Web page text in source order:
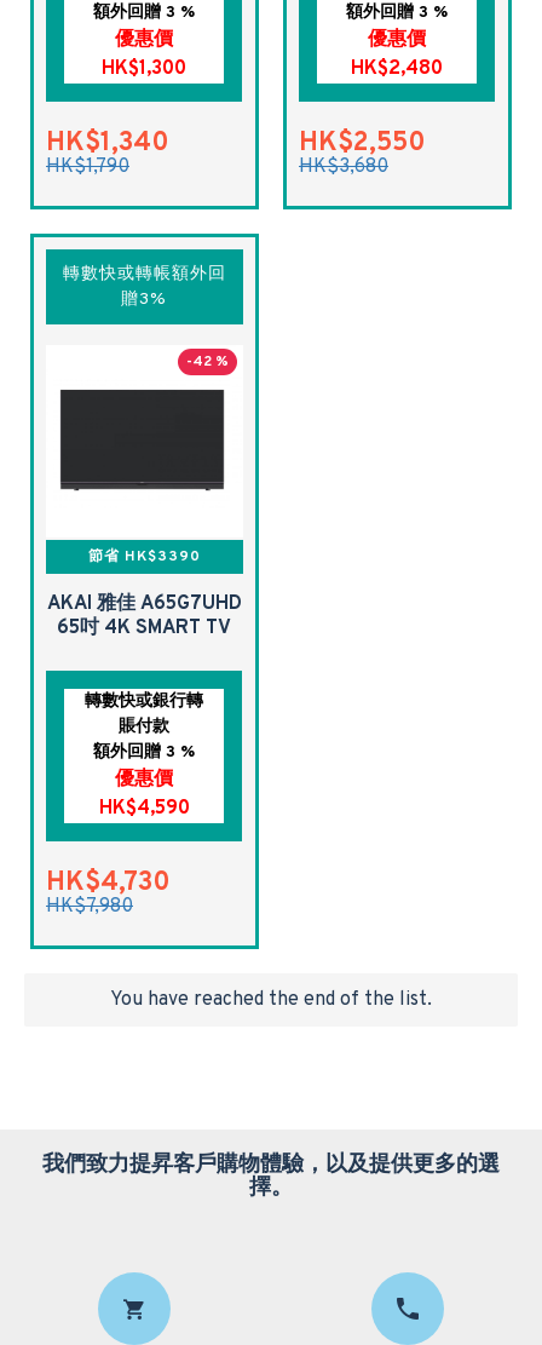
額外回贈 3 %
優惠價
HK$1,300
HK$1,340
HK$1,790
額外回贈 3 %
優惠價
HK$2,480
HK$2,550
HK$3,680
轉數快或轉帳額外回
贈3%
-42 %
節省 HK$3390
AKAI 雅佳 A65G7UHD
65吋 4K SMART TV
轉數快或銀行轉
賬付款
額外回贈 3 %
優惠價
HK$4,590
HK$4,730
HK$7,980
You have reached the end of the list.
我們致力提昇客戶購物體驗，以及提供更多的選
擇。